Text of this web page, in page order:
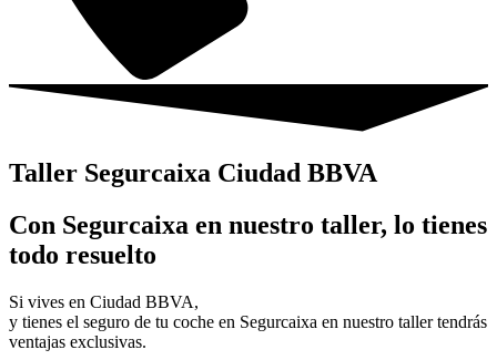
Taller Segurcaixa Ciudad BBVA
Con Segurcaixa en nuestro taller, lo tienes
todo resuelto
Si vives en Ciudad BBVA,
y tienes el seguro de tu coche en Segurcaixa en nuestro taller tendrás
ventajas exclusivas.